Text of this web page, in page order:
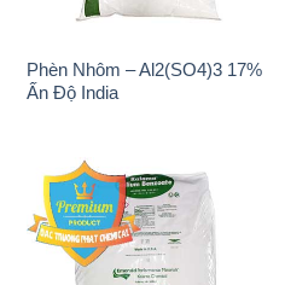
Phèn Nhôm – Al2(SO4)3 17%
Ấn Độ India